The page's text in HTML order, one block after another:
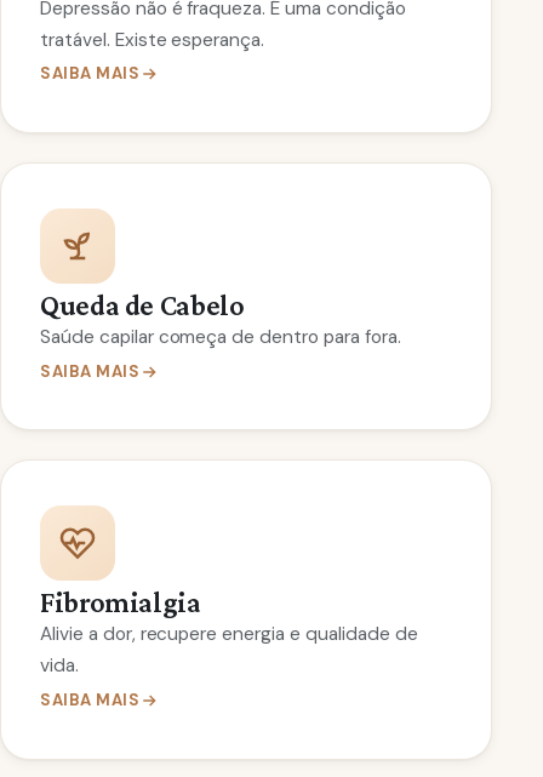
Depressão não é fraqueza. É uma condição
tratável. Existe esperança.
SAIBA MAIS
Queda de Cabelo
Saúde capilar começa de dentro para fora.
SAIBA MAIS
Fibromialgia
Alivie a dor, recupere energia e qualidade de
vida.
SAIBA MAIS